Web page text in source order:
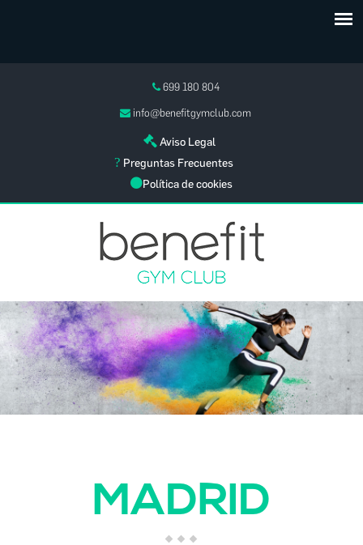
699 180 804
info@benefitgymclub.com
Aviso Legal
Preguntas Frecuentes
Política de cookies
MADRID